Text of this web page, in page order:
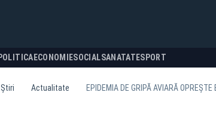
POLITICA ECONOMIESOCIALSANATATESPORT
Știri Actualitate EPIDEMIA DE GRIPĂ AVIARĂ